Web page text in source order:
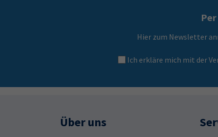
Hier zum Newsletter
Ich erkläre mich mit der
Über uns